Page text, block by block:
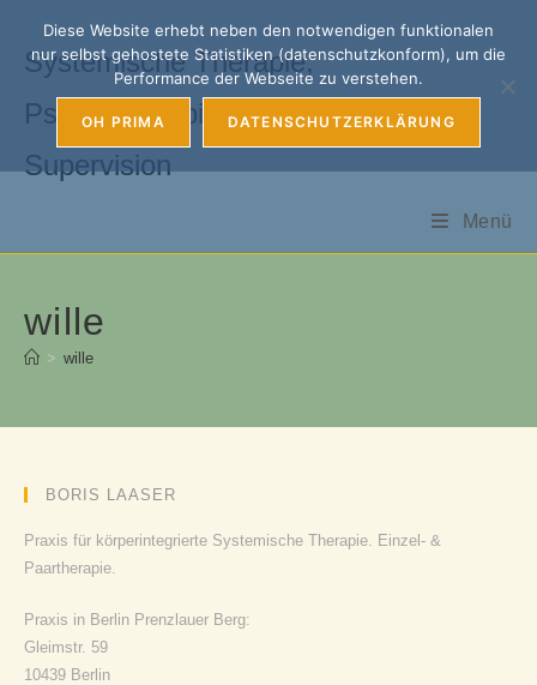
springen
Systemische Therapie,
Psychotherapie, Coaching &
Supervision
Menü
wille
> wille
BORIS LAASER
Praxis für körperintegrierte Systemische Therapie. Einzel- &
Paartherapie.
Praxis in Berlin Prenzlauer Berg:
Gleimstr. 59
10439 Berlin
Diese Website erhebt neben den notwendigen funktionalen
nur selbst gehostete Statistiken (datenschutzkonform), um die
Performance der Webseite zu verstehen.
OH PRIMA DATENSCHUTZERKLÄRUNG